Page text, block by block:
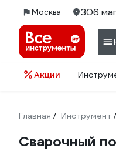
Москва 306
Акции
Главная / Инструмент /
Сварочный